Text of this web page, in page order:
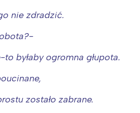
nie zdradzić.
byłaby ogromna głupota.
zostało zabrane.